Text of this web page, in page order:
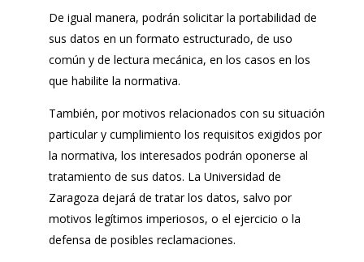
De igual manera, podrán solicitar la portabilidad de
sus datos en un formato estructurado, de uso
común y de lectura mecánica, en los casos en los
que habilite la normativa.
También, por motivos relacionados con su situación
particular y cumplimiento los requisitos exigidos por
la normativa, los interesados podrán oponerse al
tratamiento de sus datos. La Universidad de
Zaragoza dejará de tratar los datos, salvo por
motivos legítimos imperiosos, o el ejercicio o la
defensa de posibles reclamaciones.